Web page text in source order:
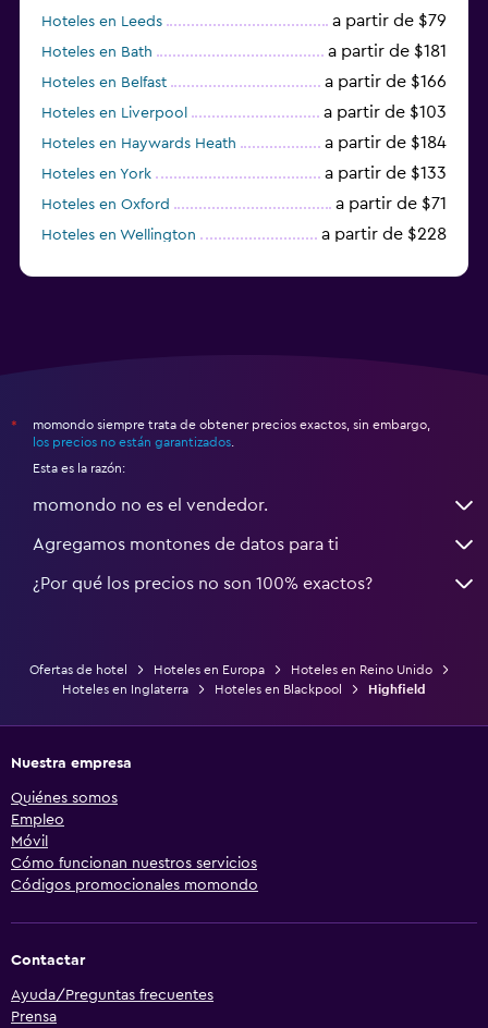
Hoteles en Leeds a partir de $79
Hoteles en Bath a partir de $181
Hoteles en Belfast a partir de $166
Hoteles en Liverpool a partir de $103
Hoteles en Haywards Heath a partir de $184
Hoteles en York a partir de $133
Hoteles en Oxford a partir de $71
Hoteles en Wellington a partir de $228
*
momondo siempre trata de obtener precios exactos, sin embargo,
los precios no están garantizados
Esta es la razón:
momondo no es el vendedor.
Agregamos montones de datos para ti
¿Por qué los precios no son 100% exactos?
Ofertas de hotel Hoteles en Europa
Hoteles en Reino Unido
Hoteles en Inglaterra
Hoteles en Blackpool Highfield
Nuestra empresa
Quiénes somos
Empleo
Móvil
Cómo funcionan nuestros servicios
Códigos promocionales momondo
Contactar
Ayuda/Preguntas frecuentes
Prensa